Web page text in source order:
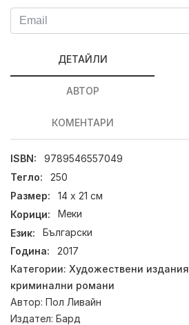
ДЕТАЙЛИ
АВТОР
КОМЕНТАРИ
ISBN:
9789546557049
Тегло:
250
Размер:
14 x 21 см
Корици:
Меки
Език:
Български
Година:
2017
Категории: Художествени издания
криминални романи
Автор: Пол Ливайн
Издател: Бард